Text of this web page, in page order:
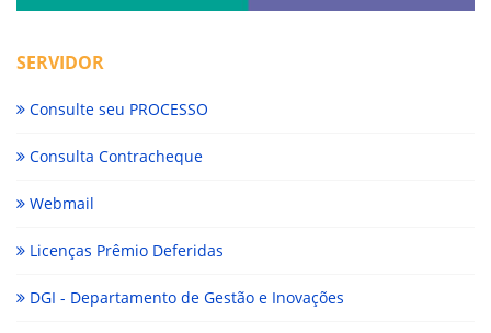
SERVIDOR
Consulte seu PROCESSO
Consulta Contracheque
Webmail
Licenças Prêmio Deferidas
DGI - Departamento de Gestão e Inovações